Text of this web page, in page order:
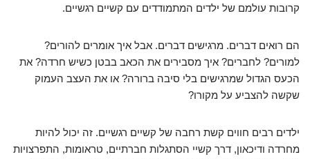
קרובות עולמם של ילדים המתמודדים עם קשיים רגשיים.
הם רואים דברים. מרגישים דברים. אבל איך אומרים להורים?
למורים? לחברים? איך מסבירים את הכאב בבטן כשיש חרדה? את
הכעס הגדול שמרגישים בלי סיבה ברורה? או את העצב העמוק
שקשה להצביע על מקורו?
ילדים רבים חווים קשת רחבה של קשיים רגשיים. זה יכול להיות
מחרדה ודיכאון, דרך קשיי הסתגלות חברתיים, טראומות, התפרצויות